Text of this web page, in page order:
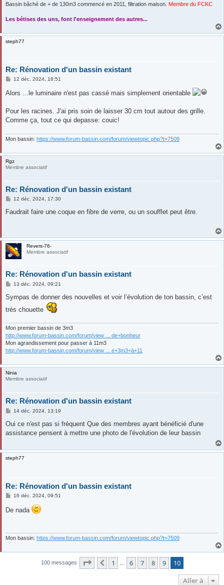
Bassin bâché de + de 130m3 commencé en 2011, filtration maison. Membre du FCKC
Les bétises des uns, font l'enseignement des autres...
steph77
Re: Rénovation d'un bassin existant
M
s
e
12 déc. 2024, 16:51
Alors ...le luminaire n'est pas cassé mais simplement orientable
Pour les racines. J'ai pris soin de laisser 30 cm tout autour des grille.
Comme ça, tout ce qui depasse: couic!
Mon bassin: https://www.forum-bassin.com/forum/viewtopic.php?t=7509
Rgz
Membre associatif
Re: Rénovation d'un bassin existant
M
s
12 déc. 2024, 17:30
Faudrait faire une coque en fibre de verre, ou un soufflet peut être.
Revers-76-
Membre associatif
Re: Rénovation d'un bassin existant
M
s
s
a
g
13 déc. 2024, 09:21
Sympas de donner des nouvelles et voir l’évolution de ton bassin, c’est
très chouette
Mon premier bassin de 3m3
http://www.forum-bassin.com/forum/view ... de+bonheur
Mon agrandissement pour passer à 11m3
http://www.forum-bassin.com/forum/view ... e+3m3+à+11
Ninia
Membre associatif
Re: Rénovation d'un bassin existant
M
s
a
14 déc. 2024, 13:19
Oui ce n'est pas si fréquent Que des membres ayant bénéficié d'une
assistance pensent à mettre une photo de l'évolution de leur bassin
steph77
Re: Rénovation d'un bassin existant
M
s
16 déc. 2024, 09:51
De nada
Mon bassin: https://www.forum-bassin.com/forum/viewtopic.php?t=7509
100 messages Page 10 sur 10
Précédente
1 6 7 8 9
10
Aller à